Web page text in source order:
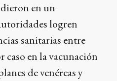
en un
logren
sanitarias entre
en la vacunación
de venéreas y